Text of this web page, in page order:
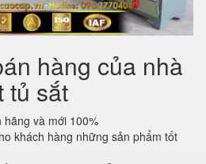
hàng của nhà
tủ sắt
và mới 100%
khách hàng những sản phẩm tốt